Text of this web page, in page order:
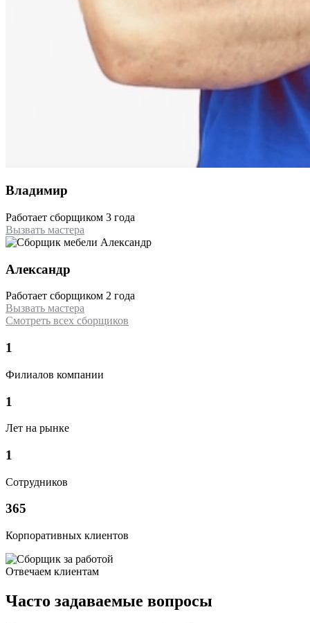
Владимир
Работает сборщиком 3 года
Вызвать мастера
Александр
Работает сборщиком 2 года
Вызвать мастера
Смотреть всех сборщиков
1
Филиалов компании
1
Лет на рынке
1
Сотрудников
365
Корпоративных клиентов
Отвечаем клиентам
Часто задаваемые вопросы